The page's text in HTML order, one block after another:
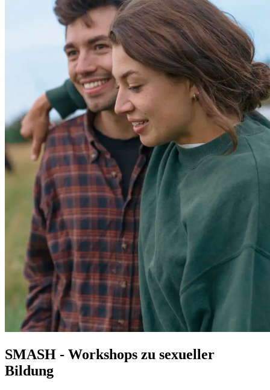
SMASH - Workshops zu sexueller
Bildung